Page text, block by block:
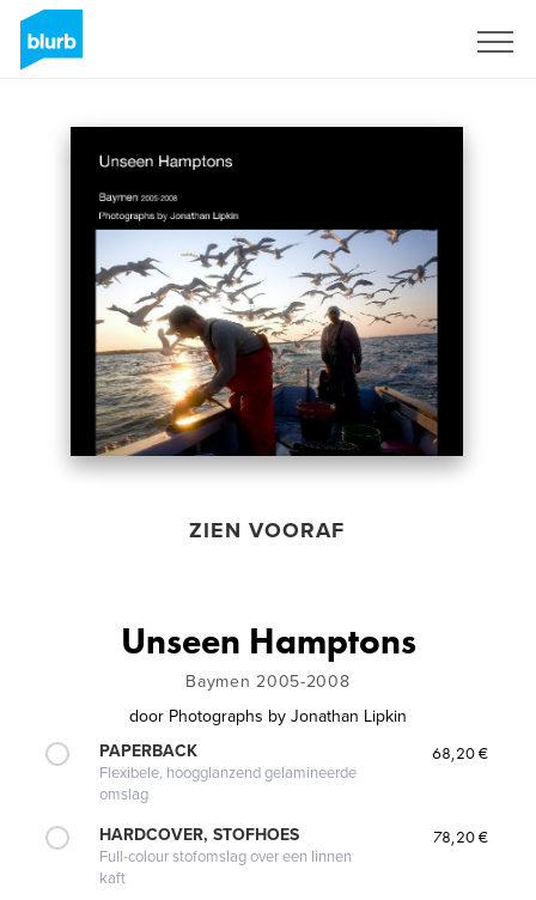
ZIEN VOORAF
Unseen Hamptons
Baymen 2005-2008
door Photographs by Jonathan Lipkin
PAPERBACK
Flexibele, hoogglanzend gelamineerde
omslag
68,20 €
HARDCOVER, STOFHOES
Full-colour stofomslag over een linnen
kaft
78,20 €